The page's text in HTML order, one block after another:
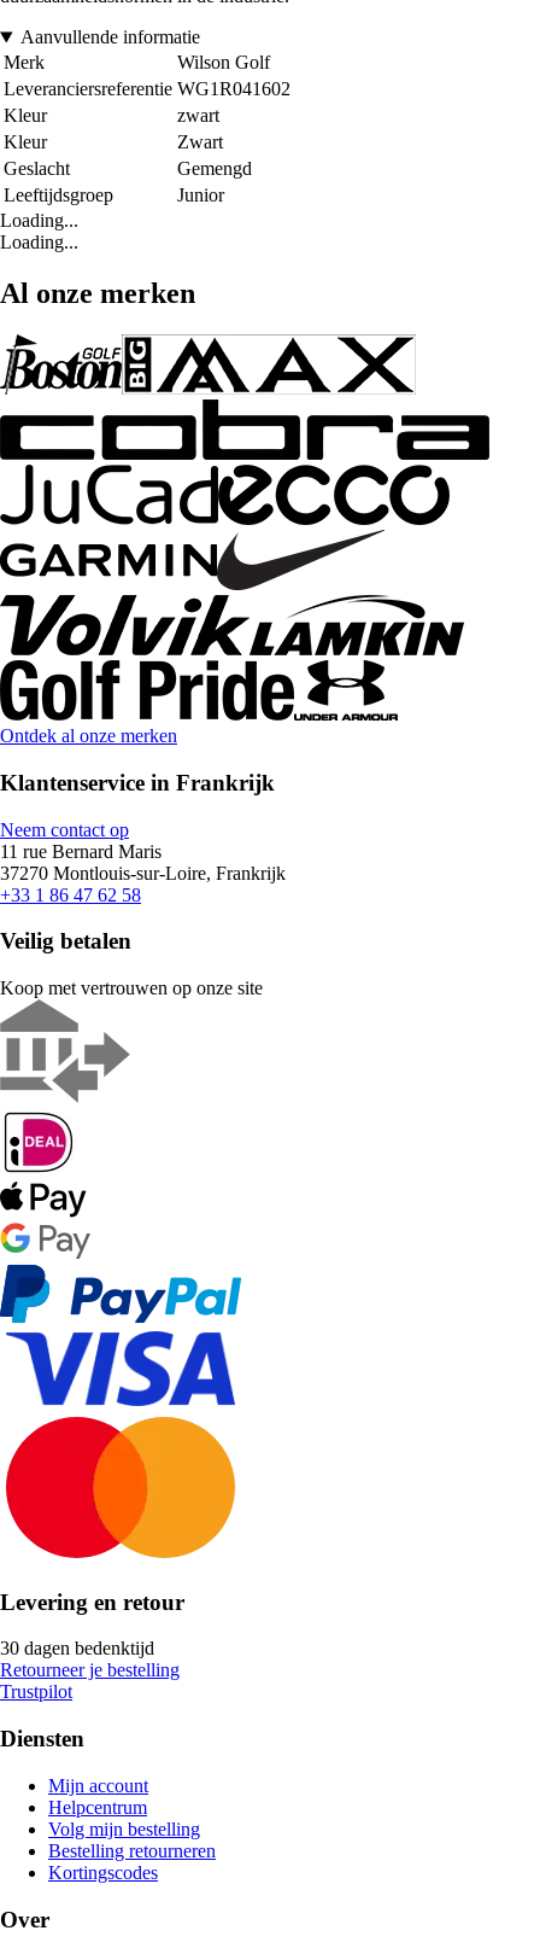
Aanvullende informatie
Merk
Wilson Golf
Leveranciersreferentie WG1R041602
Kleur
zwart
Kleur
Zwart
Geslacht
Gemengd
Leeftijdsgroep
Junior
Loading...
Loading...
Al onze merken
Ontdek al onze merken
Klantenservice in Frankrijk
Neem contact op
11 rue Bernard Maris
37270 Montlouis-sur-Loire, Frankrijk
+33 1 86 47 62 58
Veilig betalen
Koop met vertrouwen op onze site
Levering en retour
30 dagen bedenktijd
Retourneer je bestelling
Trustpilot
Diensten
Mijn account
Helpcentrum
Volg mijn bestelling
Bestelling retourneren
Kortingscodes
Over